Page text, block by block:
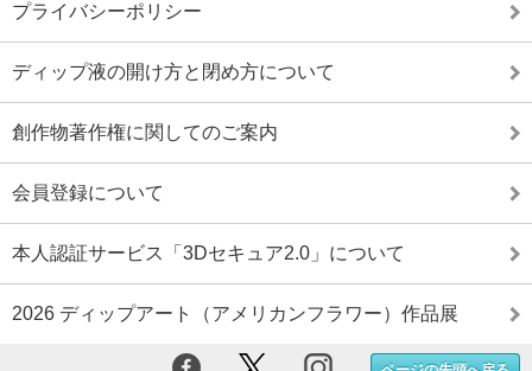
プライバシーポリシー
ディップ液の開け方と閉め方について
創作物著作権に関してのご案内
会員登録について
本人認証サービス「3Dセキュア2.0」について
2026 ディップアート（アメリカンフラワー）作品展